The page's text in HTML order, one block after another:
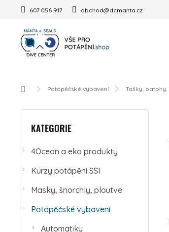
607 056 917 obchod@dcmanta.cz
Domů Potápěčské vybavení Tašky,
POSTRANNÍ PANEL
KATEGORIE
4Ocean a eko produkty
Kurzy potápění SSI
Masky, šnorchly, ploutve
Potápěčské vybavení
Automatiky